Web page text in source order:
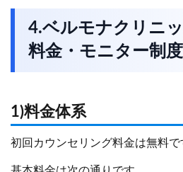
4.ベルモナクリニ
料金・モニター制度
1)料金体系
初回カウンセリング料金は無料で